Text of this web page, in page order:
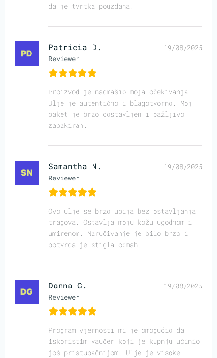
da je tvrtka pouzdana.
Patricia D.
Reviewer
19/08/2025
Proizvod je nadmašio moja očekivanja.
Ulje je autentično i blagotvorno. Moj
paket je brzo dostavljen i pažljivo
zapakiran.
Samantha N.
Reviewer
19/08/2025
Ovo ulje se brzo upija bez ostavljanja
tragova. Ostavlja moju kožu ugodnom i
umirenom. Naručivanje je bilo brzo i
potvrda je stigla odmah.
Danna G.
Reviewer
19/08/2025
Program vjernosti mi je omogućio da
iskoristim vaučer koji je kupnju učinio
još pristupačnijom. Ulje je visoke